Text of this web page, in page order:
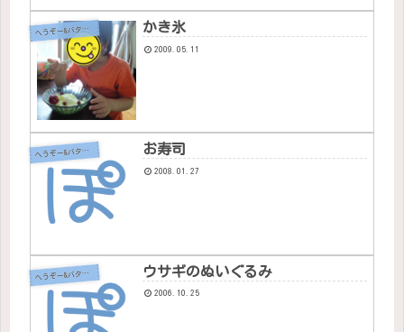
へ
うぞー&バタちゃん かき氷
2009.05.11
へ
うぞー&バタちゃん お寿司
2008.01.27
へ
うぞー&バタちゃん ウサギのぬいぐるみ
2006.10.25